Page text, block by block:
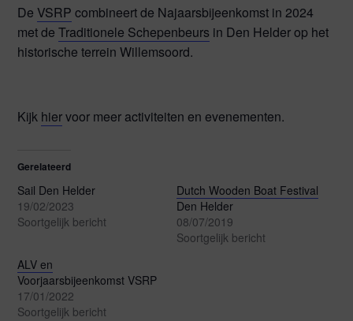
DeVSRP combineert de Najaarsbijeenkomst in 2024
met deTraditionele Schepenbeurs in Den Helder op het
historische terrein Willemsoord.
Kijk hiervoor meer activiteiten en evenementen.
Gerelateerd
Sail Den Helder
19/02/2023
Soortgelijk bericht
Dutch Wooden Boat Festival
Den Helder
08/07/2019
Soortgelijk bericht
ALV en
Voorjaarsbijeenkomst VSRP
17/01/2022
Soortgelijk bericht